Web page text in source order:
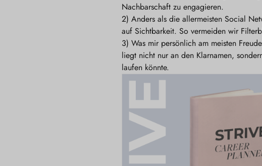
Nachbarschaft zu engagieren.
2) Anders als die allermeisten Social
auf Sichtbarkeit. So vermeiden wir
3) Was mir persönlich am meisten
liegt nicht nur an den Klarnamen,
laufen könnte.